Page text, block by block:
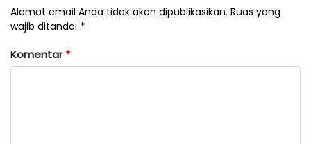
Alamat email Anda tidak akan dipublikasikan. Ruas yang
wajib ditandai *
Komentar*